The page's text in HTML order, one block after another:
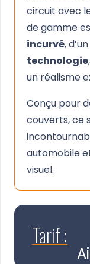
circuit avec
de gamme
incurvé, d’un
technologie
un réalisme
Conçu pour
couverts, ce
automobile
visuel.
Tarif :